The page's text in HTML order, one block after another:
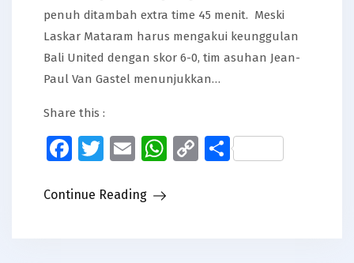
penuh ditambah extra time 45 menit. Meski
Laskar Mataram harus mengakui keunggulan
Bali United dengan skor 6-0, tim asuhan Jean-
Paul Van Gastel menunjukkan…
Share this :
Facebook
Twitter
EmailWhatsApp
CopyShare
Continue Reading